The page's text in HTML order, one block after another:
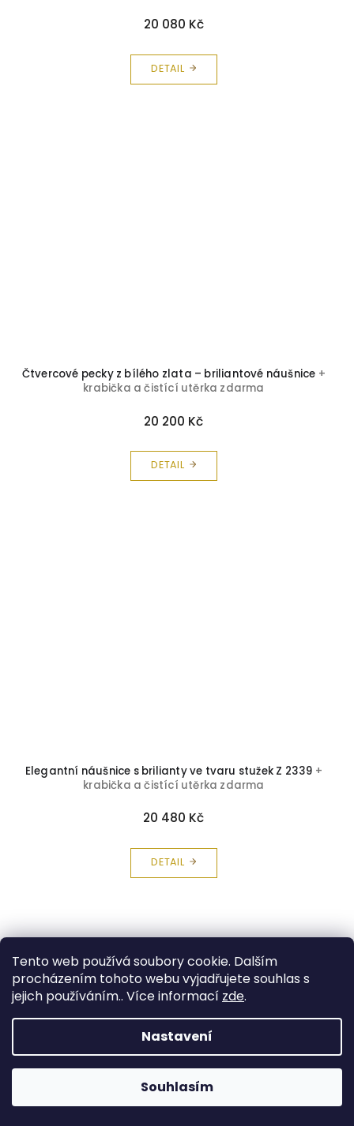
Tento web používá soubory cookie. Dalším
procházením tohoto webu vyjadřujete souhlas s
jejich používáním.. Více informací zde.
Nastavení
Souhlasím
20 080 Kč
DETAIL
Čtvercové pecky z bílého zlata – briliantové náušnice +
krabička a čistící utěrka zdarma
20 200 Kč
DETAIL
Elegantní náušnice s brilianty ve tvaru stužek Z 2339 +
krabička a čistící utěrka zdarma
20 480 Kč
DETAIL